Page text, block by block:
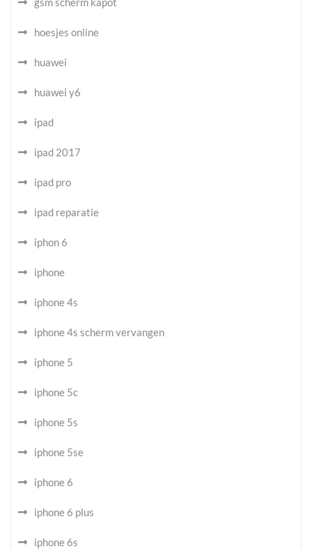
hoesjes online
huawei
huawei y6
ipad
ipad 2017
ipad pro
ipad reparatie
iphon 6
iphone
iphone 4s
iphone 4s scherm vervangen
iphone 5
iphone 5c
iphone 5s
iphone 5se
iphone 6
iphone 6 plus
iphone 6s